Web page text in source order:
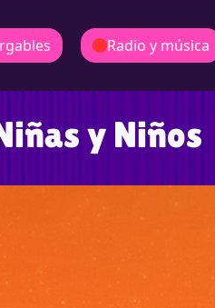
Radio y música
y Niños